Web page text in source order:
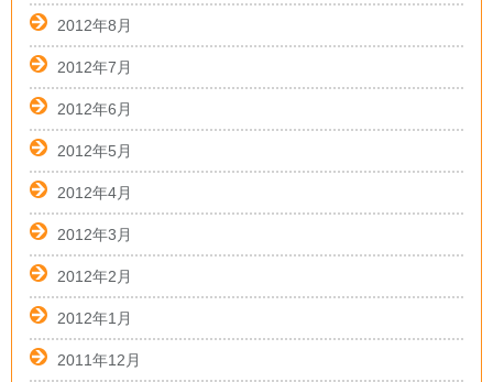
2012年8月
2012年7月
2012年6月
2012年5月
2012年4月
2012年3月
2012年2月
2012年1月
2011年12月